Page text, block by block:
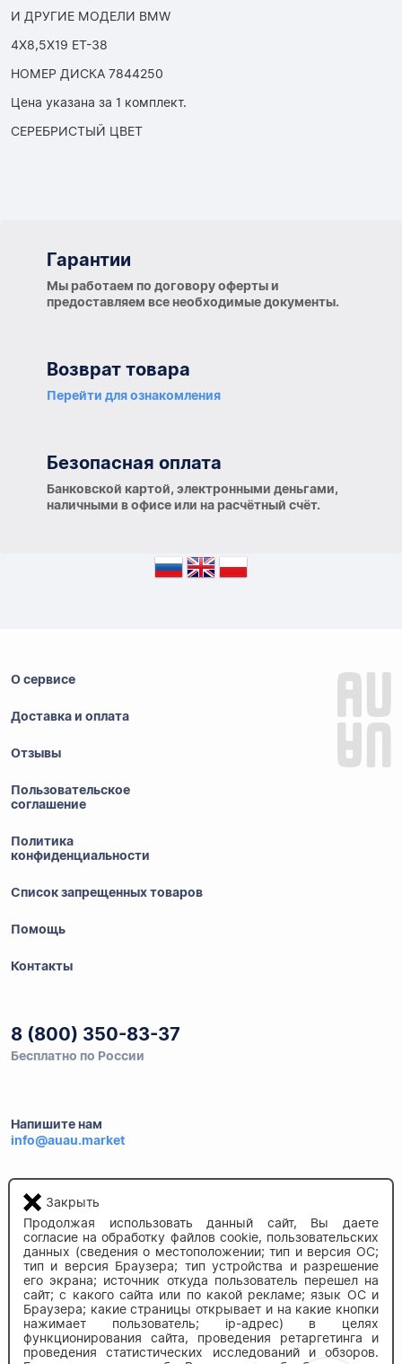
И ДРУГИЕ МОДЕЛИ BMW
4X8,5X19 ET-38
НОМЕР ДИСКА 7844250
Цена указана за 1 комплект.
СЕРЕБРИСТЫЙ ЦВЕТ
Гарантии
Мы работаем по договору оферты и
предоставляем все необходимые документы.
Возврат товара
Перейти для ознакомления
Безопасная оплата
Банковской картой, электронными деньгами,
наличными в офисе или на расчётный счёт.
О сервисе
Доставка и оплата
Отзывы
Пользовательское
соглашение
Политика
конфиденциальности
Список запрещенных товаров
Помощь
Контакты
8 (800) 350-83-37
Бесплатно по России
Напишите нам
info@auau.market
236027, г.Калининград
ул.Калязинская 6, оф. 2
© 2020-2026 auau.market
Закрыть
Продолжая использовать данный сайт, Вы даете
согласие на обработку файлов cookie, пользовательских
данных (сведения о местоположении; тип и версия ОС;
тип и версия Браузера; тип устройства и разрешение
его экрана; источник откуда пользователь перешел на
сайт; с какого сайта или по какой рекламе; язык ОС и
Браузера; какие страницы открывает и на какие кнопки
нажимает пользователь; ip-адрес) в целях
функционирования сайта, проведения ретаргетинга и
проведения статистических исследований и обзоров.